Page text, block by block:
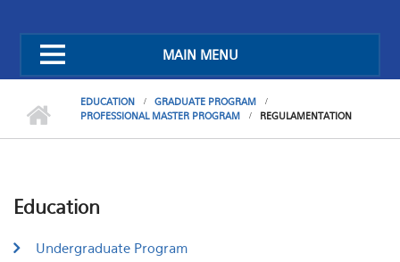
MAIN MENU
EDUCATION
GRADUATE PROGRAM
PROFESSIONAL MASTER PROGRAM
REGULAMENTATION
Education
Undergraduate Program